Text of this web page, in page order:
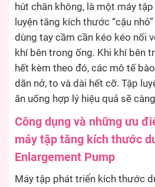
hút chân không, là một máy
luyện tăng kích thước “cậu
dùng tay cầm cần kéo kéo nối
khí bên trong ống. Khi khí bên
hết kèm theo đó, các mô tế
dãn nở, to và dài hết cỡ. Tập
ăn uống hợp lý hiệu quả sẽ
Công dụng và những ưu
máy tập tăng kích thước
Enlargement Pump
Máy tập phát triển kích thước